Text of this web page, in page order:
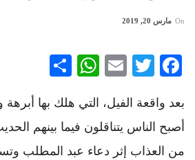
On مارس 20, 2019
Facebook
Twitter
Email
بعد واقعة الفيل، التي هلك بها
أصبح الناس يتناقلون فيما بينهم
من العذاب إثر دعاء عبد المطلب